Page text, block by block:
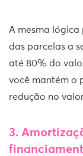
A mesma
das parcelas a
até 80% do
você mantém o
redução no
3.